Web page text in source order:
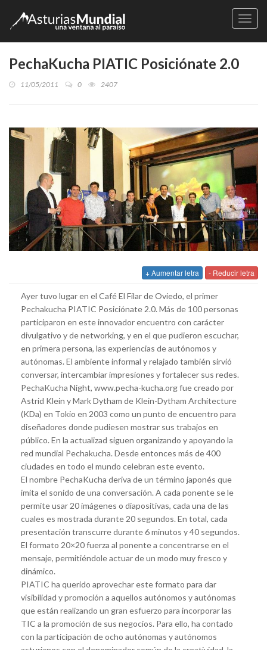
PechaKucha PIATIC Posiciónate 2.0
11/05/2011 0 2407
+ Aumentar letra - Reducir letra
Ayer tuvo lugar en el Café El Filar de Oviedo, el primer
Pechakucha PIATIC Posiciónate 2.0. Más de 100 personas
participaron en este innovador encuentro con carácter
divulgativo y de networking, y en el que pudieron escuchar,
en primera persona, las experiencias de autónomos y
autónomas. El ambiente informal y relajado también sirvió
conversar, intercambiar impresiones y fortalecer sus redes.
PechaKucha Night, www.pecha-kucha.org fue creado por
Astrid Klein y Mark Dytham de Klein-Dytham Architecture
(KDa) en Tokio en 2003 como un punto de encuentro para
diseñadores donde pudiesen mostrar sus trabajos en
público. En la actualizad siguen organizando y apoyando la
red mundial Pechakucha. Desde entonces más de 400
ciudades en todo el mundo celebran este evento.
El nombre PechaKucha deriva de un término japonés que
imita el sonido de una conversación. A cada ponente se le
permite usar 20 imágenes o diapositivas, cada una de las
cuales es mostrada durante 20 segundos. En total, cada
presentación transcurre durante 6 minutos y 40 segundos.
El formato 20×20 fuerza al ponente a concentrarse en el
mensaje, permitiéndole actuar de un modo muy fresco y
dinámico.
PIATIC ha querido aprovechar este formato para dar
visibilidad y promoción a aquellos autónomos y autónomas
que están realizando un gran esfuerzo para incorporar las
TIC a la promoción de sus negocios. Para ello, ha contado
con la participación de ocho autónomas y autónomos